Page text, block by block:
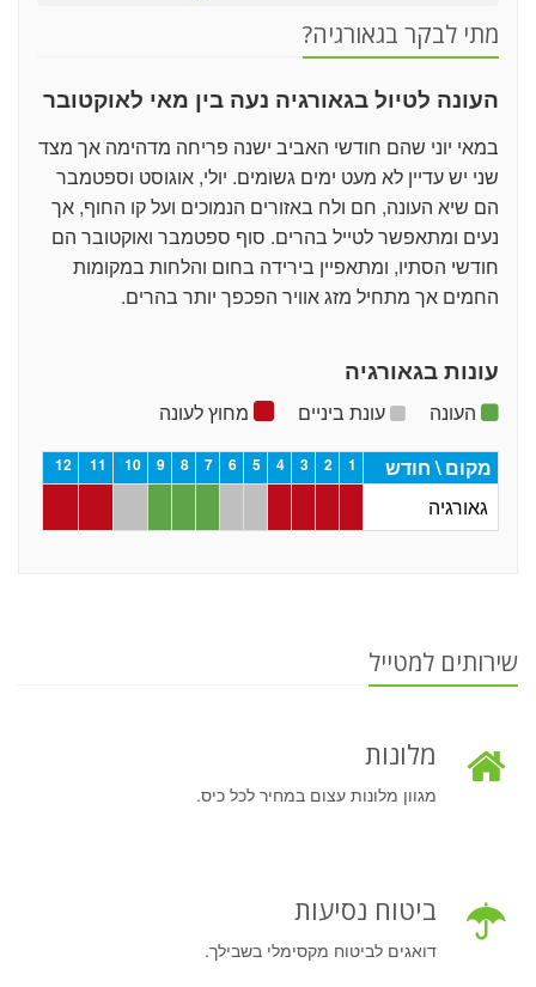
מתי לבקר בגאורגיה?
העונה לטיול בגאורגיה נעה בין מאי לאוקטובר
במאי יוני שהם חודשי האביב ישנה פריחה מדהימה אך מצד
שני יש עדיין לא מעט ימים גשומים. יולי, אוגוסט וספטמבר
הם שיא העונה, חם ולח באזורים הנמוכים ועל קו החוף, אך
נעים ומתאפשר לטייל בהרים. סוף ספטמבר ואוקטובר הם
חודשי הסתיו, ומתאפיין בירידה בחום והלחות במקומות
החמים אך מתחיל מזג אוויר הפכפך יותר בהרים.
עונות בגאורגיה
העונה עונת ביניים
מחוץ לעונה
מקום \ חודש
1
2
3
4
5
6
7
8
9
10
11
12
גאורגיה
שירותים למטייל
מלונות
מגוון מלונות עצום במחיר לכל כיס.
ביטוח נסיעות
דואגים לביטוח מקסימלי בשבילך.